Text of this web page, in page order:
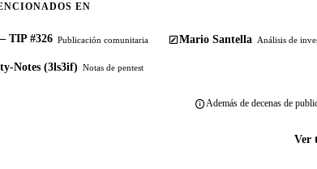
EN
TIP #326 Publicación comunitaria Mario Santella Análisis de
Notes (3ls3if) Notas de pentest
Además de decenas de
Ver